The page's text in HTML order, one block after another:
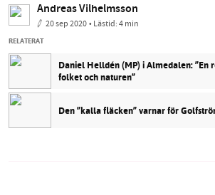
Andreas Vilhelmsson
20 sep 2020• Lästid:4 min
RELATERAT
Daniel Helldén (MP) i Almedalen: ”En
folket och naturen”
Den ”kalla fläcken” varnar för